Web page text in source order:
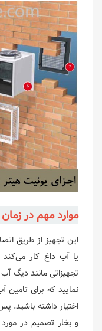
موارد مهم در
این تجهیز از طریق
یا آب داغ کار می‌کند
تجهیزاتی مانند دیگ
نمایید که برای تامین
اختیار داشته باشید.
و بخار تصمیم در